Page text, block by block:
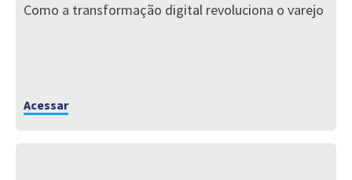
Como a transformação digital revoluciona o varejo
Acessar